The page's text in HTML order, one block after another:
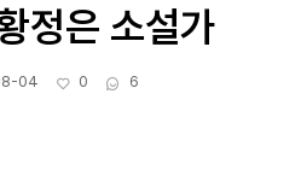
정은 소설가
04 좋아요
0 댓글수
6